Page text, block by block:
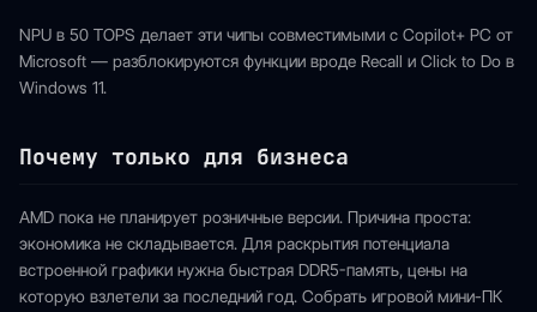
NPU в 50 TOPS делает эти чипы совместимыми с Copilot+ PC от
Microsoft — разблокируются функции вроде Recall и Click to Do в
Windows 11.
Почему только для бизнеса
AMD пока не планирует розничные версии. Причина проста:
экономика не складывается. Для раскрытия потенциала
встроенной графики нужна быстрая DDR5-память, цены на
которую взлетели за последний год. Собрать игровой мини-ПК